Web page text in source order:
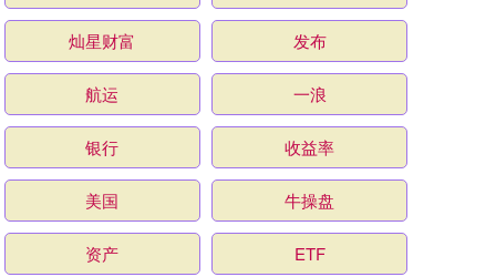
灿星财富 发布
航运 一浪
银行 收益率
美国 牛操盘
资产 ETF